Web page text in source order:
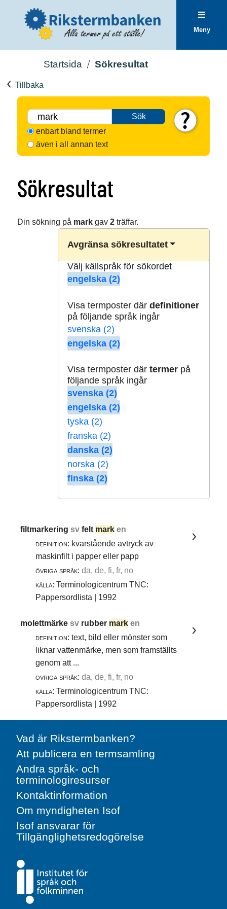
Meny
Startsida Sökresultat
Tillbaka
Sök
enbart bland termer
även i all annan text
Sökresultat
Din sökning på markgav 2träffar.
Avgränsa sökresultatet
Välj källspråk för sökordet
engelska (2)
Visa termposter där definitioner
på följande språk ingår
svenska (2)
engelska (2)
Visa termposter där termerpå
följande språk ingår
svenska (2)
engelska (2)
tyska (2)
franska (2)
danska (2)
norska (2)
finska (2)
filtmarkeringsvfelt mark en
definition: kvarstående avtryck av
maskinfilt i papper eller papp
övriga språk: da, de, fi, fr, no
källa: Terminologicentrum TNC:
Pappersordlista | 1992
molettmärkesv rubber mark en
definition: text, bild eller mönster som
liknar vattenmärke, men som framställts
genom att ...
övriga språk: da, de, fi, fr, no
källa: Terminologicentrum TNC:
Pappersordlista | 1992
Vad är Rikstermbanken?
Att publicera en termsamling
Andra språk- och
terminologiresurser
Kontaktinformation
Om myndigheten Isof
Isof ansvarar för
Tillgänglighetsredogörelse